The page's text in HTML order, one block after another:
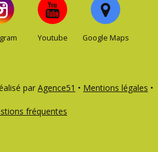
Youtube Google Maps
par Agence51 • Mentions légales •
fréquentes